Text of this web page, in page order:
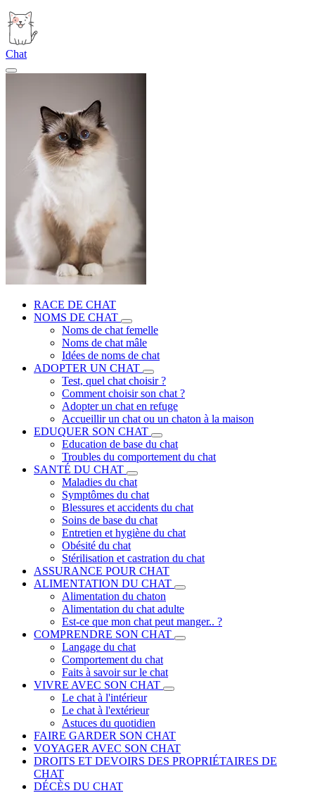
Chat
RACE DE CHAT
NOMS DE CHAT
Noms de chat femelle
Noms de chat mâle
Idées de noms de chat
ADOPTER UN CHAT
Test, quel chat choisir ?
Comment choisir son chat ?
Adopter un chat en refuge
Accueillir un chat ou un chaton à la maison
EDUQUER SON CHAT
Education de base du chat
Troubles du comportement du chat
SANTÉ DU CHAT
Maladies du chat
Symptômes du chat
Blessures et accidents du chat
Soins de base du chat
Entretien et hygiène du chat
Obésité du chat
Stérilisation et castration du chat
ASSURANCE POUR CHAT
ALIMENTATION DU CHAT
Alimentation du chaton
Alimentation du chat adulte
Est-ce que mon chat peut manger.. ?
COMPRENDRE SON CHAT
Langage du chat
Comportement du chat
Faits à savoir sur le chat
VIVRE AVEC SON CHAT
Le chat à l'intérieur
Le chat à l'extérieur
Astuces du quotidien
FAIRE GARDER SON CHAT
VOYAGER AVEC SON CHAT
DROITS ET DEVOIRS DES PROPRIÉTAIRES DE
CHAT
DÉCÈS DU CHAT